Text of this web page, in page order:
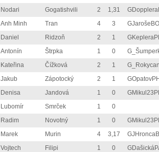
Nodari Gogatishvili 2 1,31
Anh Minh Tran 4 3
GJarošeBO
Daniel Ridzoň 2 1
Antonín Štrpka 1 0
Kateřina Čížková 2 1
Jakub Zápotocký 2 1
Denisa Jandová 1 0
Lubomír Smrček 1
0
Radim Novotný 1 0
Marek Murin 4 3,17
Vojtech Filipi 1 0